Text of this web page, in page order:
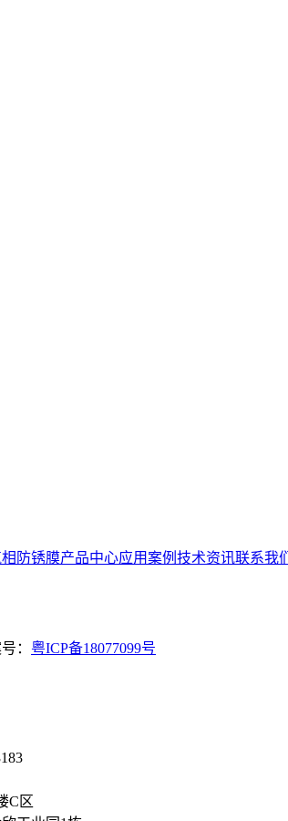
防锈膜产品中心应用案例 技术资讯联系我们
： 粤ICP备18077099号
C区